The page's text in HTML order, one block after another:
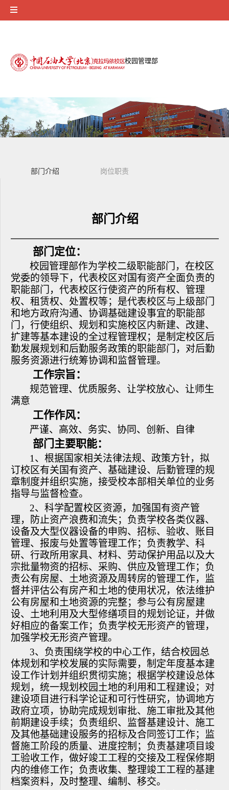
校园管理部
部门介绍 岗位职责
部门介绍
部门定位：
校园管理部作为学校二级职能部门，在校区
党委的领导下，代表校区对国有资产全面负责的
职能部门，代表校区行使资产的所有权、管理
权、租赁权、处置权等；是代表校区与上级部门
和地方政府沟通、协调基础建设事宜的职能部
门，行使组织、规划和实施校区内新建、改建、
扩建等基本建设的全过程管理权；是制定校区后
勤发展规划和后勤服务政策的职能部门，对后勤
服务资源进行统筹协调和监督管理。
工作宗旨：
规范管理、优质服务、让学校放心、让师生
满意
工作作风：
严谨、高效、务实、协同、创新、自律
部门主要职能：
1、根据国家相关法律法规、政策方针，拟
订校区有关国有资产、基础建设、后勤管理的规
章制度并组织实施，接受校本部相关单位的业务
指导与监督检查。
2、科学配置校区资源，加强国有资产管
理，防止资产浪费和流失； 负责学校各类仪器、
设备及大型仪器设备的申购、招标、验收、账目
管理、报废与处置等管理工作；负责教学、科
研、行政所用家具、材料、劳动保护用品以及大
宗批量物资的招标、采购、供应及管理工作；负
责公有房屋、土地资源及周转房的管理工作，监
督并评估公有房产和土地的使用状况，依法维护
公有房屋和土地资源的完整；参与公有房屋建
设、土地利用及大型修缮项目的规划论证，并做
好相应的备案工作；负责学校无形资产的管理，
加强学校无形资产管理。
3、负责围绕学校的中心工作，结合校园总
体规划和学校发展的实际需要，制定年度基本建
设工作计划并组织贯彻实施；根据学校建设总体
规划，统一规划校园土地的利用和工程建设；对
建设项目进行科学论证和可行性研究，协调地方
政府立项，协助完成规划审批、施工审批及其他
前期建设手续；负责组织、监督基建设计、施工
及其他基础建设服务的招标及合同签订工作；监
督施工阶段的质量、进度控制；负责基建项目竣
工验收工作，做好竣工工程的交接及工程保修期
内的维修工作；负责收集、整理竣工工程的基建
档案资料，及时整理、编制、移交。